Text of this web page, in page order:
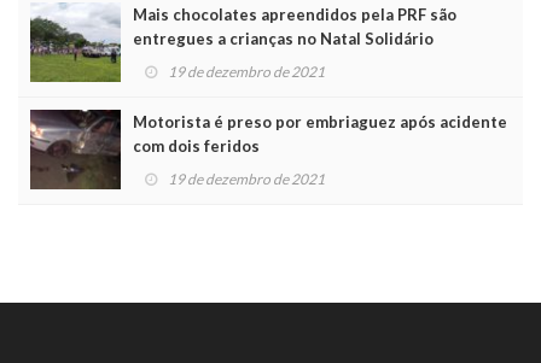
Mais chocolates apreendidos pela PRF são
entregues a crianças no Natal Solidário
19 de dezembro de 2021
Motorista é preso por embriaguez após acidente
com dois feridos
19 de dezembro de 2021